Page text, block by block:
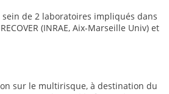
sein de 2 laboratoires impliqués dans
(INRAE, Aix-Marseille Univ) et
sur le multirisque, à destination du